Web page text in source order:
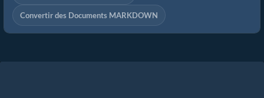
Convertir des Documents MARKDOWN